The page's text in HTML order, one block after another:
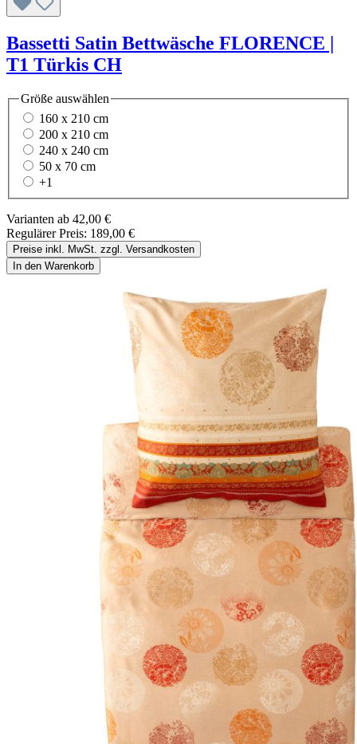
Bassetti Satin Bettwäsche FLORENCE |
T1 Türkis CH
Größe auswählen
160 x 210 cm
200 x 210 cm
240 x 240 cm
50 x 70 cm
+1
Varianten ab 42,00 €
Regulärer Preis: 189,00 €
Preise inkl. MwSt. zzgl. Versandkosten
In den Warenkorb